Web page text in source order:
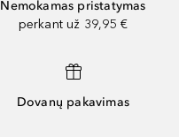
Nemokamas pristatymas
perkant už 39,95 €
Dovanų pakavimas